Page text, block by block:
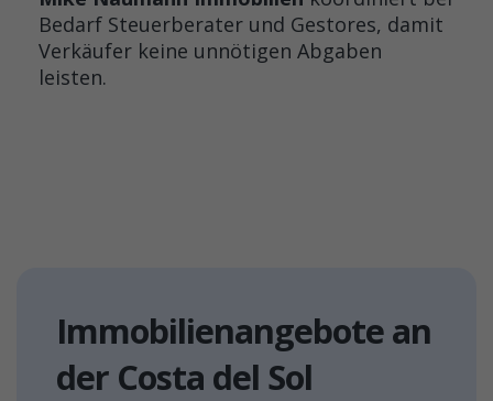
Bedarf Steuerberater und Gestores, damit
Verkäufer keine unnötigen Abgaben
leisten.
Immobilienangebote an
der Costa del Sol